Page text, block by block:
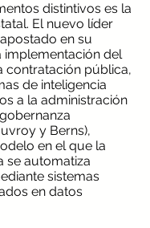
distintivos es la
El nuevo líder
en su
implementación del
contratación pública,
de inteligencia
a la administración
y Berns),
en el que la
se automatiza
sistemas
en datos